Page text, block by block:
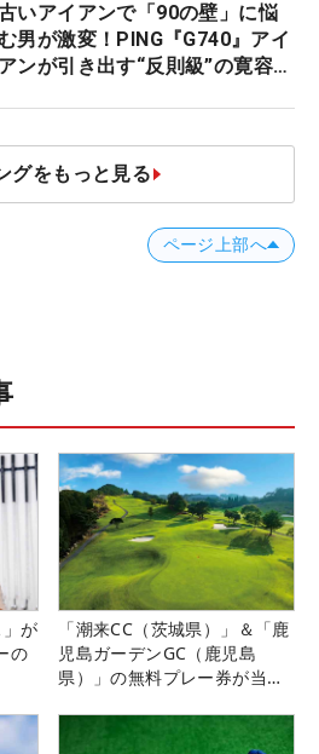
いアイアンで「90の壁」に悩
男が激変！PING『G740』アイ
アンが引き出す“反則級”の寛容性
グをもっと見る
ページ上部へ
が
の
「潮来CC（茨城県）」＆「鹿
児島ガーデンGC（鹿児島
県）」の無料プレー券が当た